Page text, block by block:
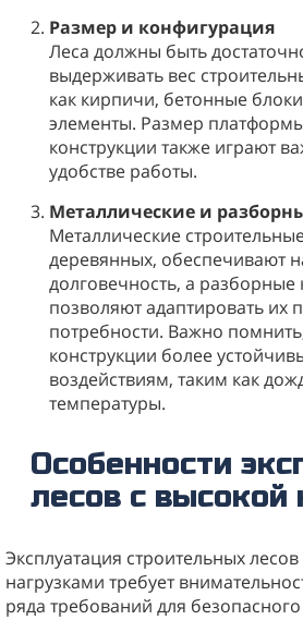
Размер и конфигурация
Леса должны быть
выдерживать вес
как кирпичи, бетонные
элементы. Размер
конструкции также играют
удобстве работы.
Металлические и
Металлические
деревянных, обеспечивают
долговечность, а разборные
позволяют адаптировать их
потребности. Важно
конструкции более
воздействиям, таким как
температуры.
Особенности
лесов с высокой
Эксплуатация строительных
нагрузками требует
ряда требований для